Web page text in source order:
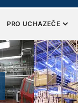
PRO UCHAZEČE